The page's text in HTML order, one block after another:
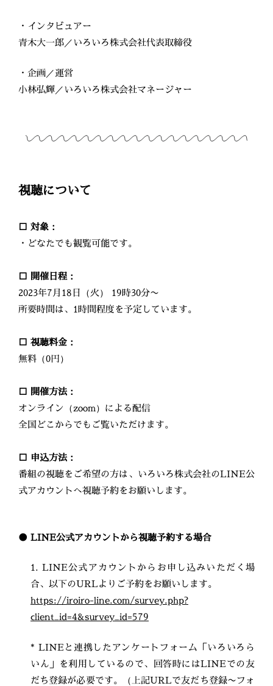
・インタビュアー
青木大一郎／いろいろ株式会社代表取締役
・企画／運営
小林弘輝／いろいろ株式会社マネージャー
視聴について
□ 対象：
・どなたでも観覧可能です。
□ 開催日程：
2023年7月18日（火） 19時30分〜
所要時間は、1時間程度を予定しています。
□ 視聴料金：
無料（0円）
□ 開催方法：
オンライン（zoom）による配信
全国どこからでもご覧いただけます。
□ 申込方法：
番組の視聴をご希望の方は、いろいろ株式会社のLINE公
式アカウントへ視聴予約をお願いします。
● LINE公式アカウントから視聴予約する場合
1. LINE公式アカウントからお申し込みいただく場
合、以下のURLよりご予約をお願いします。
https://iroiro-line.com/survey.php?
client_id=4&survey_id=579
* LINEと連携したアンケートフォーム「いろいろら
いん」を利用しているので、回答時にはLINEでの友
だち登録が必要です。（上記URLで友だち登録〜フォ